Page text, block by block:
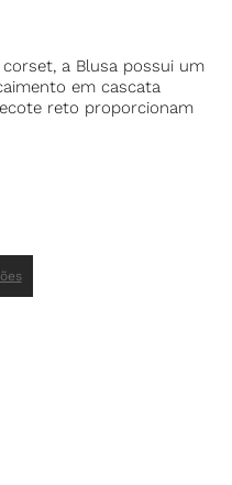
a Blusa possui um
em cascata
reto proporcionam